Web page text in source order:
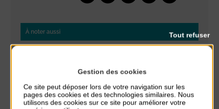
À noter aussi
Stretching
du 3 Août au 7 Août
Gestion des cookies
Ce site peut déposer lors de votre navigation sur les
pages des cookies et des technologies similaires. Nous
utilisons des cookies sur ce site pour améliorer votre
Tout refuser